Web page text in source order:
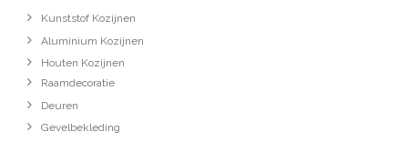
Kunststof Kozijnen
Aluminium Kozijnen
Houten Kozijnen
Raamdecoratie
Deuren
Gevelbekleding